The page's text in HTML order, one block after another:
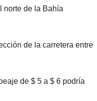
norte de la Bahía
de la carretera entre
de $ 5 a $ 6 podría